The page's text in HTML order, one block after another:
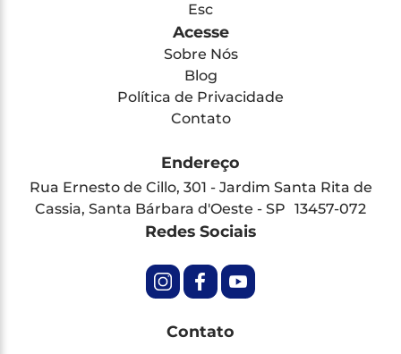
Esc
Acesse
Sobre Nós
Blog
Política de Privacidade
Contato
Endereço
Rua Ernesto de Cillo, 301 - Jardim Santa Rita de
Cassia, Santa Bárbara d'Oeste - SP 13457-072
Redes Sociais
Contato